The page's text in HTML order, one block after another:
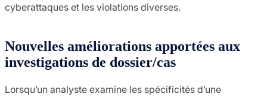
cyberattaques et les violations diverses.
Nouvelles améliorations apportées aux
investigations de dossier/cas
Lorsqu’un analyste examine les spécificités d’une